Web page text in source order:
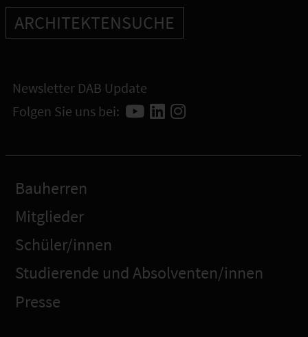
ARCHITEKTENSUCHE
Newsletter DAB Update
Folgen Sie uns bei:
Bauherren
Mitglieder
Schüler/innen
Studierende und Absolventen/innen
Presse